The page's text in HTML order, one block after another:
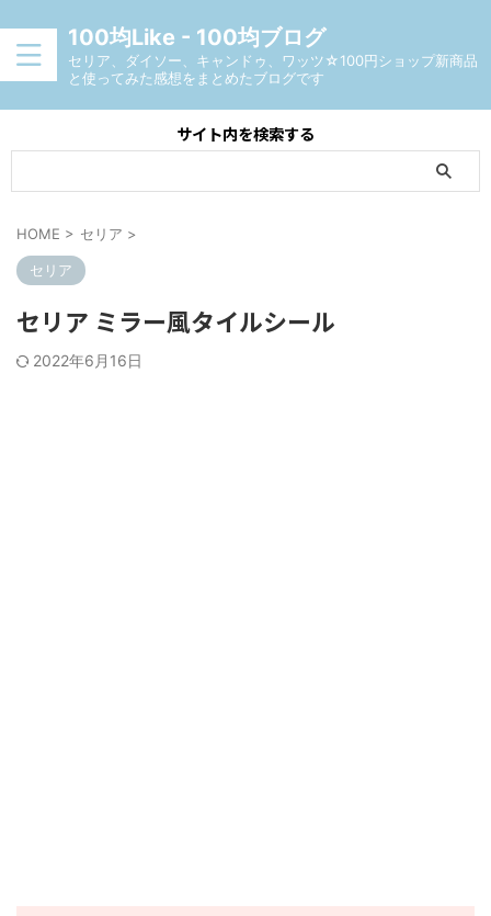
100均Like - 100均ブログ
セリア、ダイソー、キャンドゥ、ワッツ☆100円ショップ新商品
と使ってみた感想をまとめたブログです
サイト内を検索する
HOME > セリア >
セリア
セリア ミラー風タイルシール
2022年6月16日